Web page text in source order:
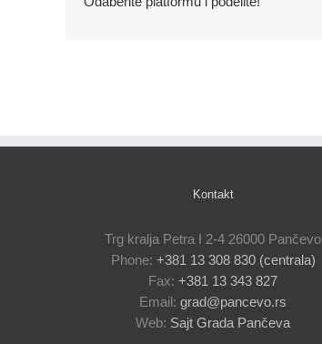
Kontakt
Trg kralja Petra I 2-4 26000 Pančevo
Phone: +381 13 308 830 (centrala)
Fax: +381 13 343 827
Email: grad@pancevo.rs
Web: Sajt Grada Pančeva